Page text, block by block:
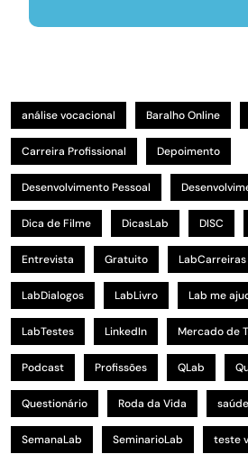
análise vocacional Baralho Online
Carreira Profissional Depoimento
Desenvolvimento Pessoal
Dica de Filme DicasLab DISC
Entrevista Gratuito LabCarreiras
LabDialogos LabLivro Lab me
LabTestes LinkedIn Mercado de
Podcast Profissões QLab
Questionário Roda da Vida
SemanaLab SeminarioLab teste